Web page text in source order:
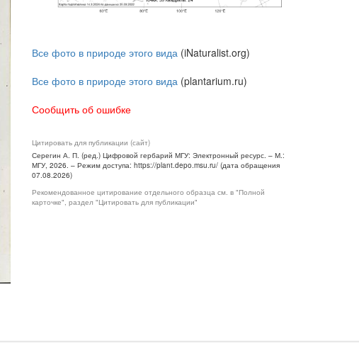
Все фото в природе этого вида (iNaturalist.org)
Все фото в природе этого вида (plantarium.ru)
Сообщить об ошибке
Цитировать для публикации (сайт)
Серегин А. П. (ред.) Цифровой гербарий МГУ: Электронный ресурс. – М.:
МГУ, 2026. – Режим доступа: https://plant.depo.msu.ru/ (дата обращения
07.08.2026)
Рекомендованное цитирование отдельного образца см. в "Полной
карточке", раздел "Цитировать для публикации"